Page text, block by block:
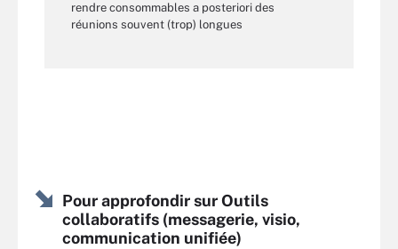
rendre consommables a posteriori des
réunions souvent (trop) longues
Pour approfondir sur Outils
collaboratifs (messagerie, visio,
communication unifiée)